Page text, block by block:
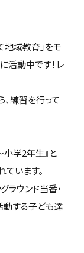
地域教育」をモ
活動中です！レ
、練習を行って
小学2年生』と
ています。
ラウンド当番・
動する子ども達